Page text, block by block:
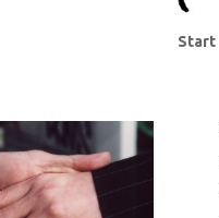
Start